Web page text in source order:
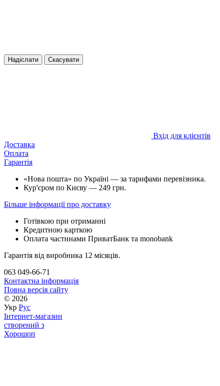
Надіслати Скасувати
Вхід для клієнтів
Доставка
Оплата
Гарантія
«Нова пошта» по Україні — за тарифами перевізника.
Кур'єром по Києву — 249 грн.
Більше інформації про доставку
Готівкою при отриманні
Кредитною карткою
Оплата частинами ПриватБанк та monobank
Гарантія від виробника 12 місяців.
063 049-66-71
Контактна інформація
Повна версія сайту
© 2026
Укр Рус
Інтернет-магазин
створений з
Хорошоп